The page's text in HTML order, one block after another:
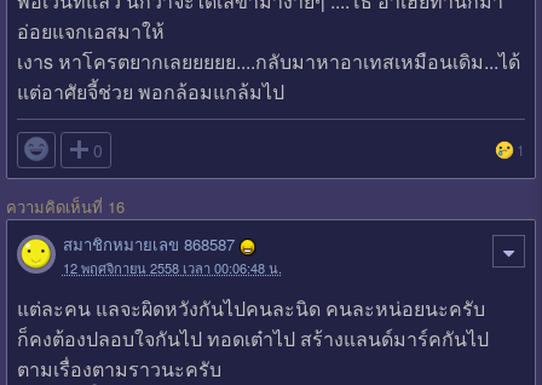
อ่อยแจกเอสมาให้
เงาs หาโครตยากเลยยยยย....กลับมาหาอาเทสเหมือนเดิม...ได้
แต่อาศัยจี้ช่วย พอกล้อมแกล้มไป
 0 1
ความคิดเห็นที่ 16
สมาชิกหมายเลข 868587
12 พฤศจิกายน 2558 เวลา 00:06:48 น.
แต่ละคน แลจะผิดหวังกันไปคนละนิด คนละหน่อยนะครับ
ก็คงต้องปลอบใจกันไป ทอดเต๋าไป สร้างแลนด์มาร์คกันไป
ตามเรื่องตามราวนะครับ